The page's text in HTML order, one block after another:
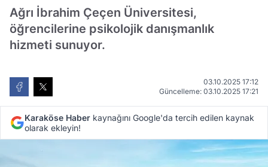
Ağrı İbrahim Çeçen Üniversitesi,
öğrencilerine psikolojik danışmanlık
hizmeti sunuyor.
03.10.2025 17:12
Güncelleme: 03.10.2025 17:21
Karaköse Haber kaynağını Google'da tercih edilen kaynak
olarak ekleyin!